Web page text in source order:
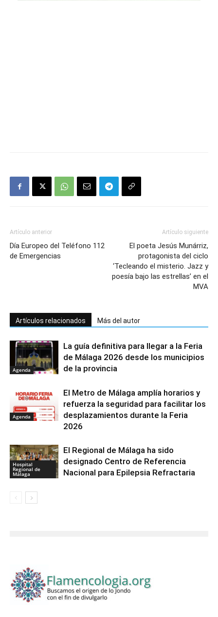
Artículo anterior
Día Europeo del Teléfono 112
de Emergencias
Artículo siguiente
El poeta Jesús Munárriz,
protagonista del ciclo
‘Tecleando el misterio. Jazz y
poesía bajo las estrellas’ en el
MVA
Artículos relacionados Más del autor
Agenda
La guía definitiva para llegar a la Feria
de Málaga 2026 desde los municipios
de la provincia
Agenda
El Metro de Málaga amplía horarios y
refuerza la seguridad para facilitar los
desplazamientos durante la Feria
2026
Hospital
Regional de
Málaga
El Regional de Málaga ha sido
designado Centro de Referencia
Nacional para Epilepsia Refractaria